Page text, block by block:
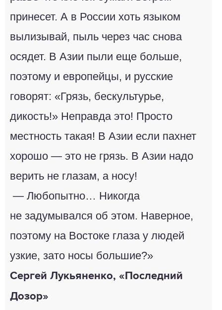
принесет. А в России хоть языком
вылизывай, пыль через час снова
осядет. В Азии пыли еще больше,
поэтому и европейцы, и русские
говорят: «Грязь, бескультурье,
дикость!» Неправда это! Просто
местность такая! В Азии если пахнет
хорошо — это не грязь. В Азии надо
верить не глазам, а носу!
— Любопытно… Никогда
не задумывался об этом. Наверное,
поэтому на Востоке глаза у людей
узкие, зато носы большие?»
Сергей Лукьяненко, «Последний
Дозор»